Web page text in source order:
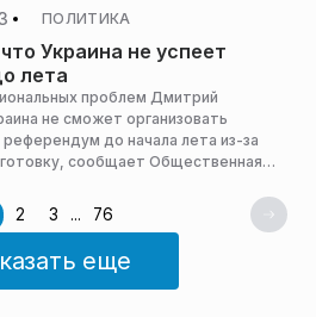
ПОЛИТИКА
Украина не успеет
лета
проблем Дмитрий
не сможет организовать
до начала лета из-за
сообщает Общественная
2 3 ... 76
еще